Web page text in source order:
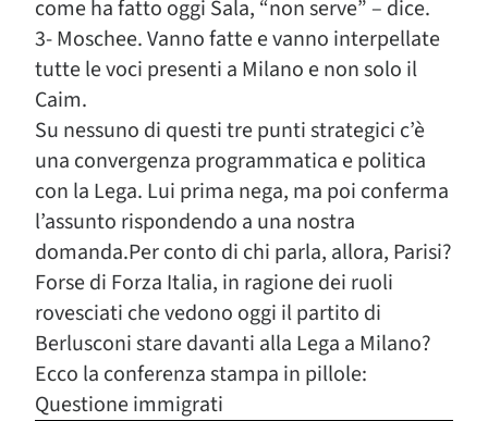
come ha fatto oggi Sala, “non serve” – dice.
3- Moschee. Vanno fatte e vanno interpellate
tutte le voci presenti a Milano e non solo il
Caim.
Su nessuno di questi tre punti strategici c’è
una convergenza programmatica e politica
con la Lega. Lui prima nega, ma poi conferma
l’assunto rispondendo a una nostra
domanda.Per conto di chi parla, allora, Parisi?
Forse di Forza Italia, in ragione dei ruoli
rovesciati che vedono oggi il partito di
Berlusconi stare davanti alla Lega a Milano?
Ecco la conferenza stampa in pillole:
Questione immigrati